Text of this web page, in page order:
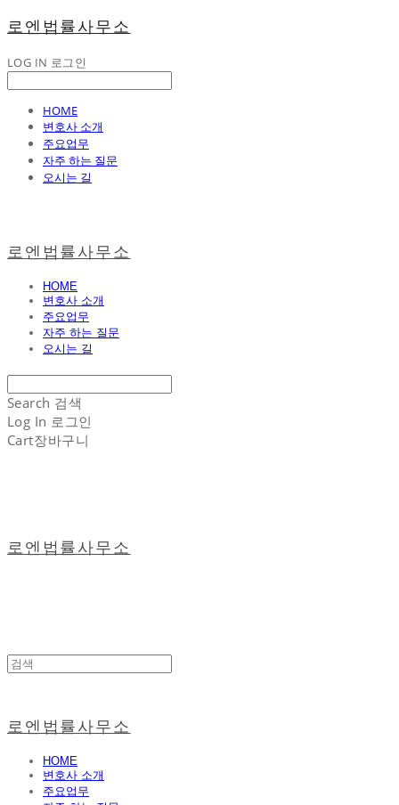
로엔법률사무소
LOG IN 로그인
HOME
변호사 소개
주요업무
자주 하는 질문
오시는 길
로엔법률사무소
HOME
변호사 소개
주요업무
자주 하는 질문
오시는 길
Search 검색
Log In 로그인
Cart장바구니
로엔법률사무소
로엔법률사무소
HOME
변호사 소개
주요업무